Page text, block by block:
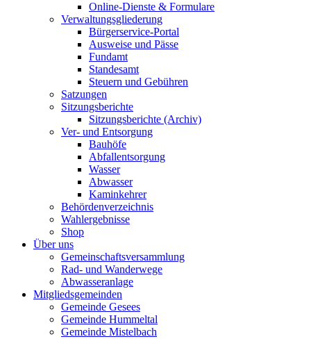
Online-Dienste & Formulare
Verwaltungsgliederung
Bürgerservice-Portal
Ausweise und Pässe
Fundamt
Standesamt
Steuern und Gebühren
Satzungen
Sitzungsberichte
Sitzungsberichte (Archiv)
Ver- und Entsorgung
Bauhöfe
Abfallentsorgung
Wasser
Abwasser
Kaminkehrer
Behördenverzeichnis
Wahlergebnisse
Shop
Über uns
Gemeinschaftsversammlung
Rad- und Wanderwege
Abwasseranlage
Mitgliedsgemeinden
Gemeinde Gesees
Gemeinde Hummeltal
Gemeinde Mistelbach